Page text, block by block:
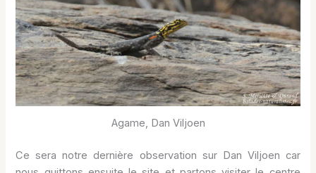
Agame, Dan Viljoen
Ce sera notre dernière observation sur Dan Viljoen car